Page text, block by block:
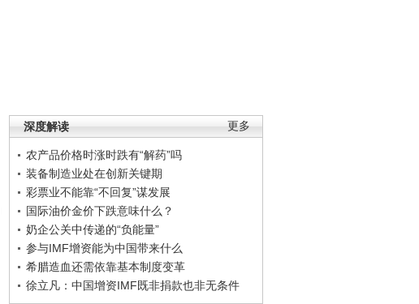
更多
深度解读
农产品价格时涨时跌有“解药”吗
装备制造业处在创新关键期
彩票业不能靠“不回复”谋发展
国际油价金价下跌意味什么？
奶企公关中传递的“负能量”
参与IMF增资能为中国带来什么
希腊造血还需依靠基本制度变革
徐立凡：中国增资IMF既非捐款也非无条件